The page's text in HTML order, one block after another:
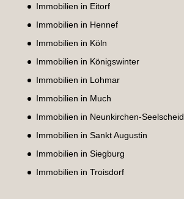
Immobilien in Eitorf
Immobilien in Hennef
Immobilien in Köln
Immobilien in Königswinter
Immobilien in Lohmar
Immobilien in Much
Immobilien in Neunkirchen-Seelscheid
Immobilien in Sankt Augustin
Immobilien in Siegburg
Immobilien in Troisdorf